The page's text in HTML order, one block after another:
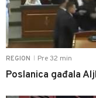
REGION Pre 32 min
Poslanica gađala